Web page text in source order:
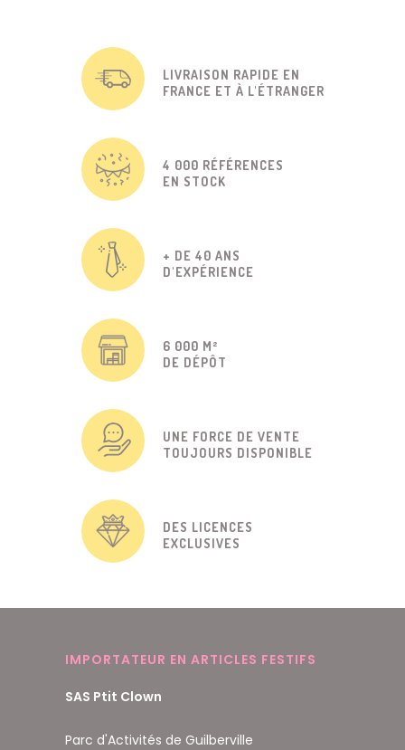
LIVRAISON RAPIDE EN
FRANCE ET À L'ÉTRANGER
4 000 RÉFÉRENCES
EN STOCK
+ DE 40 ANS
D'EXPÉRIENCE
6 000 M²
DE DÉPÔT
UNE FORCE DE VENTE
TOUJOURS DISPONIBLE
DES LICENCES
EXCLUSIVES
IMPORTATEUR EN ARTICLES FESTIFS
SAS Ptit Clown
Parc d'Activités de Guilberville